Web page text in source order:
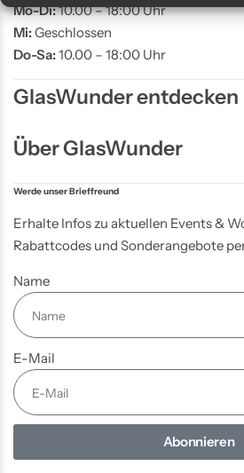
Mo-Di:10.00 – 18:00 Uhr
Mi:Geschlossen
Do-Sa:10.00 – 18:00 Uhr
GlasWunder entdecken
Über GlasWunder
Werde unser Brieffreund
Erhalte Infos zu aktuellen Events &
Rabattcodes und Sonderangebote
Name
E-Mail
Abonnieren